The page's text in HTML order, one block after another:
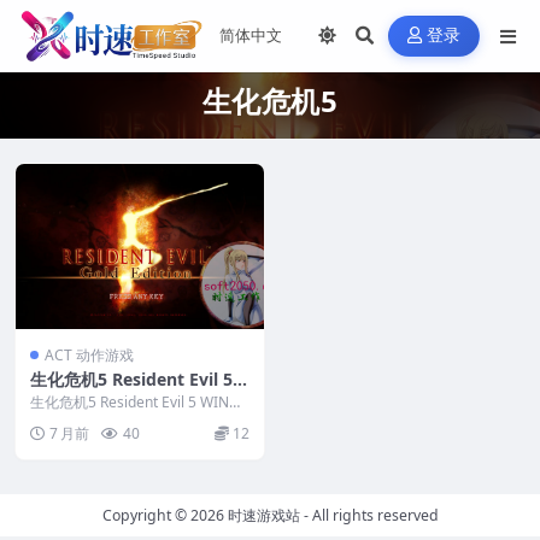
登录
生化危机5
ACT 动作游戏
生化危机5 Resident Evil 5
WIN游戏 PC电脑游戏 适配系
统WINDOWS
生化危机5 Resident Evil 5 WIN游
7 月前 40 12
Copyright © 2026时速游戏站- All rights reserved